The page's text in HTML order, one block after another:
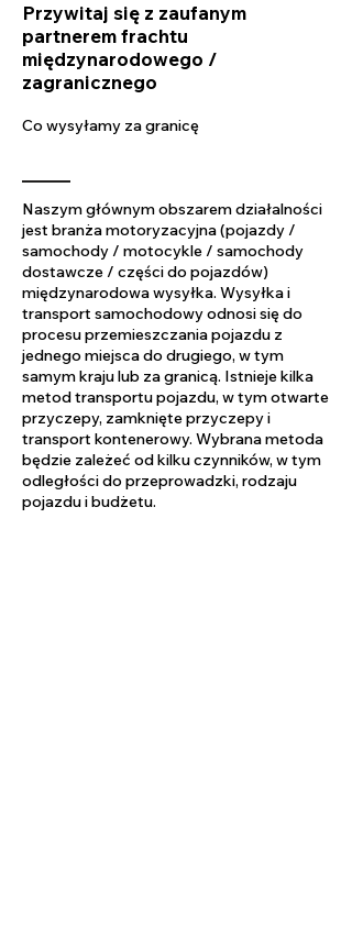
Przywitaj się z zaufanym
partnerem frachtu
międzynarodowego /
zagranicznego
Co wysyłamy za granicę
Naszym głównym obszarem działalności
jest branża motoryzacyjna (pojazdy /
samochody / motocykle / samochody
dostawcze / części do pojazdów)
międzynarodowa wysyłka. Wysyłka i
transport samochodowy odnosi się do
procesu przemieszczania pojazdu z
jednego miejsca do drugiego, w tym
samym kraju lub za granicą. Istnieje kilka
metod transportu pojazdu, w tym otwarte
przyczepy, zamknięte przyczepy i
transport kontenerowy. Wybrana metoda
będzie zależeć od kilku czynników, w tym
odległości do przeprowadzki, rodzaju
pojazdu i budżetu.